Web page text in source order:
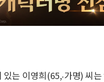
는 이영희(65,‧가명) 씨